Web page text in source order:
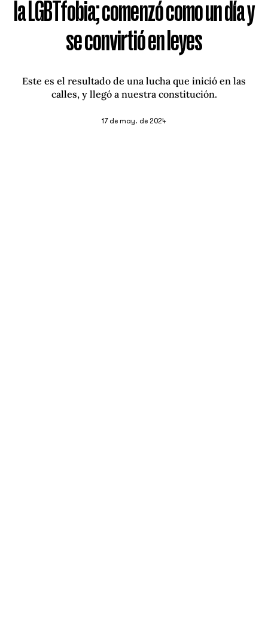
la LGBTfobia; comenzó como un día y
se convirtió en leyes
Este es el resultado de una lucha que inició en las
calles, y llegó a nuestra constitución.
17 de may. de 2024